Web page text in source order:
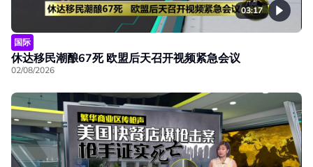
03:17
国际
休达移民潮酿67死 欧盟后天召开视频紧急会议
02/08/2026